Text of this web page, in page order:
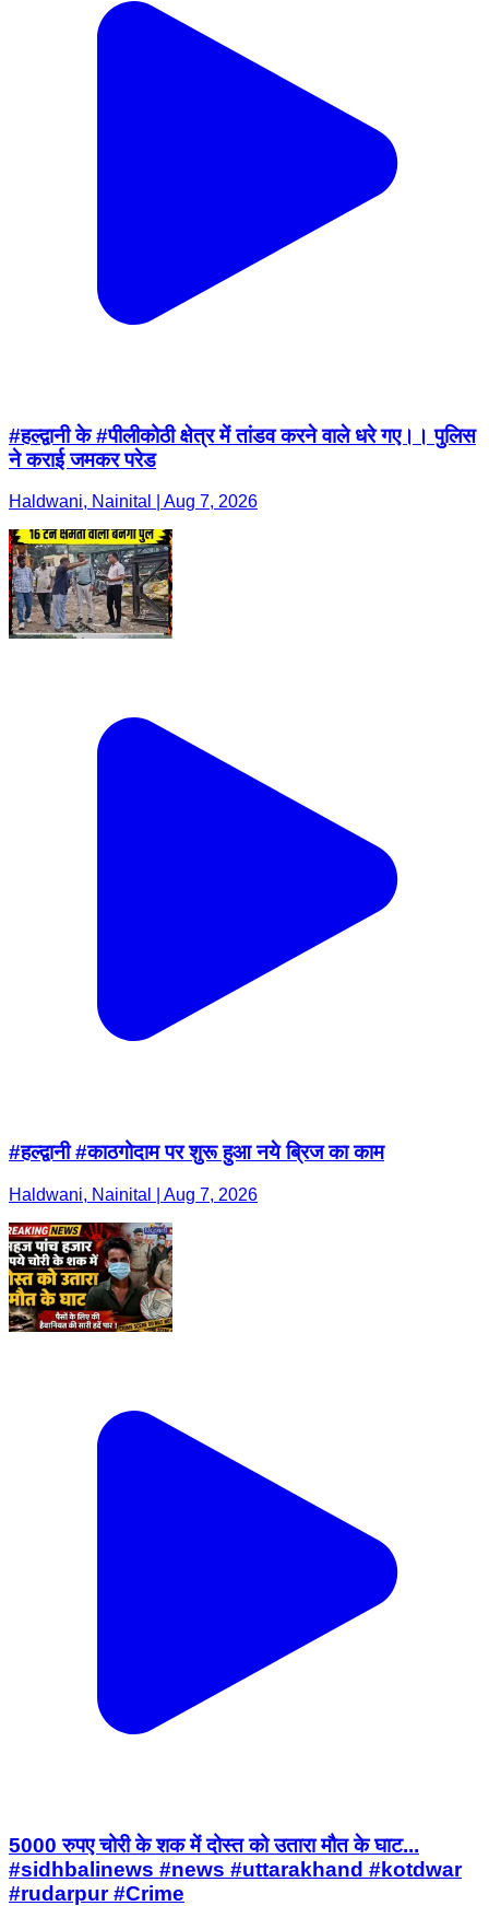
#हल्द्वानी के #पीलीकोठी क्षेत्र में तांडव करने वाले धरे गए।। पुलिस
ने कराई जमकर परेड
Haldwani, Nainital | Aug 7, 2026
#हल्द्वानी #काठगोदाम पर शुरू हुआ नये ब्रिज का काम
Haldwani, Nainital | Aug 7, 2026
5000 रुपए चोरी के शक में दोस्त को उतारा मौत के घाट...
#sidhbalinews #news #uttarakhand #kotdwar
#rudarpur #Crime